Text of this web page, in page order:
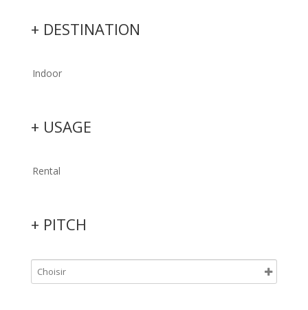
+ DESTINATION
Indoor
+ USAGE
Rental
+ PITCH